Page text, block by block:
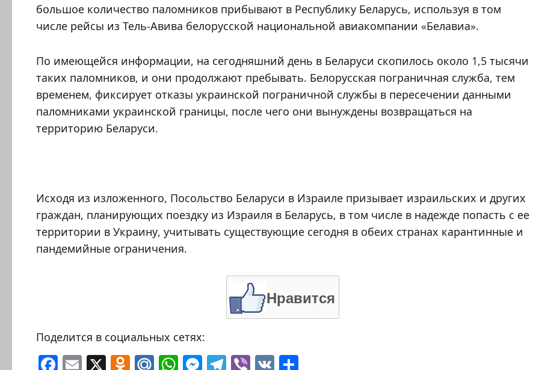
большое количество паломников прибывают в Республику Беларусь, используя в том
числе рейсы из Тель-Авива белорусской национальной авиакомпании «Белавиа».
По имеющейся информации, на сегодняшний день в Беларуси скопилось около 1,5 тысячи
таких паломников, и они продолжают пребывать. Белорусская пограничная служба, тем
временем, фиксирует отказы украинской пограничной службы в пересечении данными
паломниками украинской границы, после чего они вынуждены возвращаться на
территорию Беларуси.
Исходя из изложенного, Посольство Беларуси в Израиле призывает израильских и других
граждан, планирующих поездку из Израиля в Беларусь, в том числе в надежде попасть с ее
территории в Украину, учитывать существующие сегодня в обеих странах карантинные и
пандемийные ограничения.
Нравится
Поделится в социальных сетях:
Facebook
Email
X Odnoklassniki
Mail.Ru
WhatsApp
Messenger
Telegram
Viber
VK